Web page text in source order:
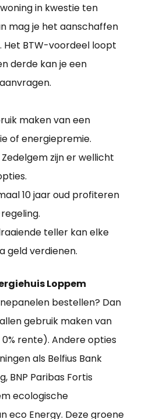
in kwestie ten
mag je het aanschaffen
Het BTW-voordeel loopt
derde kan je een
maken van een
of energiepremie.
zijn er wellicht
10 jaar oud profiteren
teller kan elke
geld verdienen.
Loppem
bestellen? Dan
gebruik maken van
rente). Andere opties
als Belfius Bank
BNP Paribas Fortis
ecologische
eco Energy. Deze groene